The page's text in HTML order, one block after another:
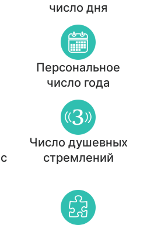
число дня
Персональное
число года
Число душевных
стремлений